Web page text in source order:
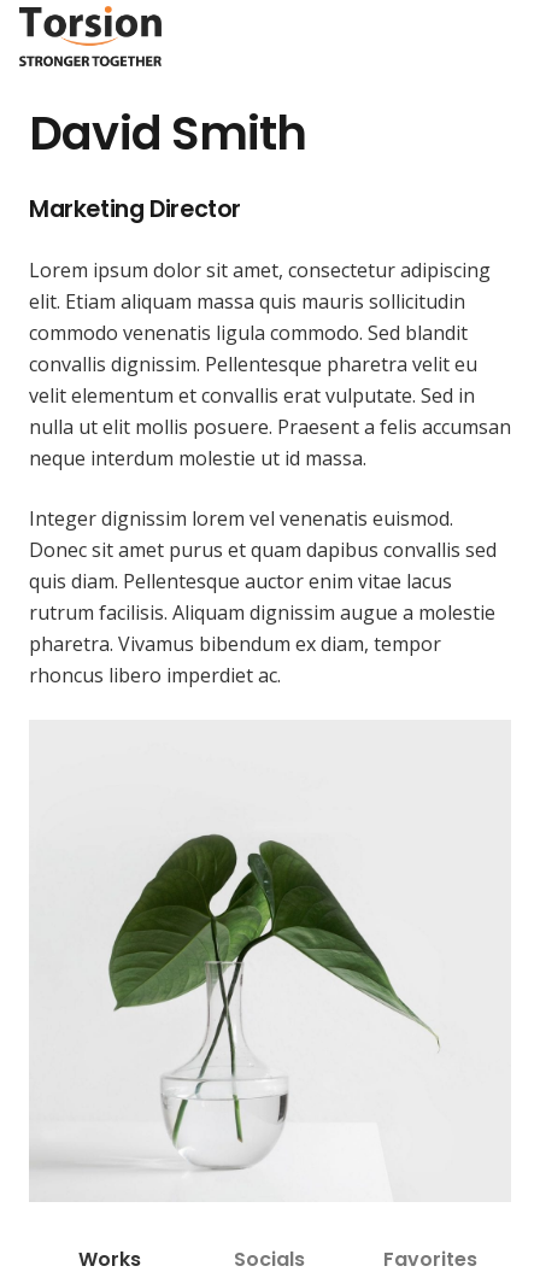
David Smith
Marketing Director
Lorem ipsum dolor sit amet, consectetur adipiscing
elit. Etiam aliquam massa quis mauris sollicitudin
commodo venenatis ligula commodo. Sed blandit
convallis dignissim. Pellentesque pharetra velit eu
velit elementum et convallis erat vulputate. Sed in
nulla ut elit mollis posuere. Praesent a felis accumsan
neque interdum molestie ut id massa.
Integer dignissim lorem vel venenatis euismod.
Donec sit amet purus et quam dapibus convallis sed
quis diam. Pellentesque auctor enim vitae lacus
rutrum facilisis. Aliquam dignissim augue a molestie
pharetra. Vivamus bibendum ex diam, tempor
rhoncus libero imperdiet ac.
Works Socials Favorites